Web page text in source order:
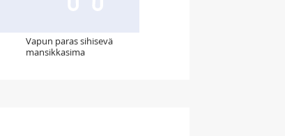
Vapun paras sihisevä
mansikkasima